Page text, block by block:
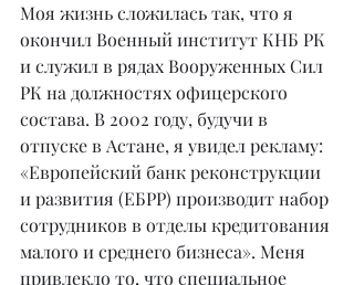
Моя жизнь сложилась так, что я
окончил Военный институт КНБ РК
и служил в рядах Вооруженных Сил
РК на должностях офицерского
состава. В 2002 году, будучи в
отпуске в Астане, я увидел рекламу:
«Европейский банк реконструкции
и развития (ЕБРР) производит набор
сотрудников в отделы кредитования
малого и среднего бизнеса». Меня
привлекло то, что специальное